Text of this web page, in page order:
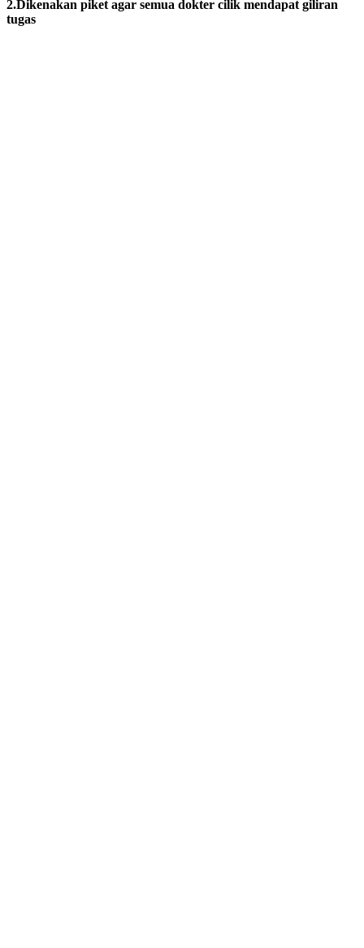
2.Dikenakan piket agar semua dokter cilik mendapat giliran
tugas